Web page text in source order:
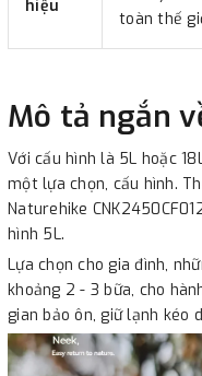
hiệu
toàn thế
Mô tả ngắn
Với cấu hình là 5L hoặc
một lựa chọn, cấu hình.
Naturehike
hình 5L.
Lựa chọn cho gia đình,
khoảng 2 - 3 bữa, cho
gian bảo ôn, giữ lạnh kéo